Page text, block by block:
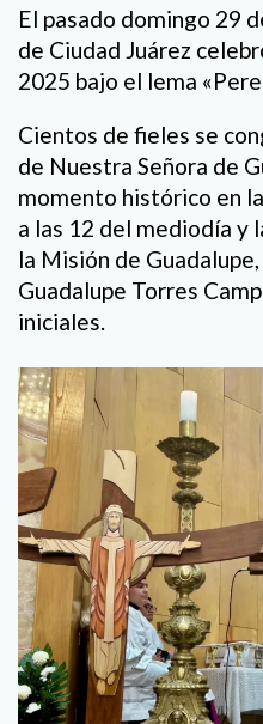
El pasado domingo 29
de Ciudad Juárez
2025 bajo el lema
Cientos de fieles se
de Nuestra Señora de
momento histórico en
a las 12 del mediodía y
la Misión de
Guadalupe Torres
iniciales.